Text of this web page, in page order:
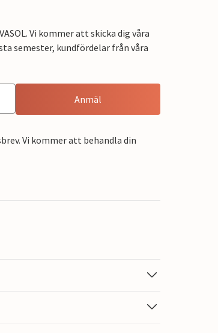
Vi kommer att skicka dig våra
semester, kundfördelar från våra
Anmäl
Vi kommer att behandla din